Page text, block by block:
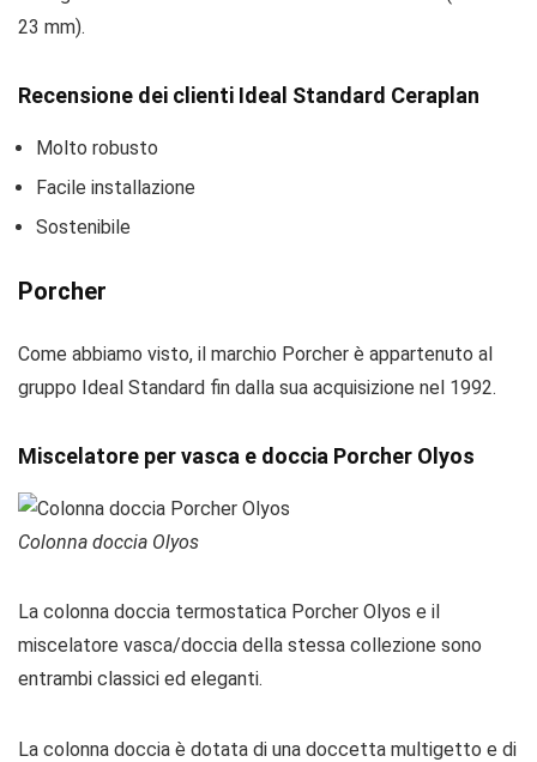
23 mm).
Recensione dei clienti Ideal Standard Ceraplan
Molto robusto
Facile installazione
Sostenibile
Porcher
Come abbiamo visto, il marchio Porcher è appartenuto al
gruppo Ideal Standard fin dalla sua acquisizione nel 1992.
Miscelatore per vasca e doccia Porcher Olyos
Colonna doccia Olyos
La colonna doccia termostatica Porcher Olyos e il
miscelatore vasca/doccia della stessa collezione sono
entrambi classici ed eleganti.
La colonna doccia è dotata di una doccetta multigetto e di